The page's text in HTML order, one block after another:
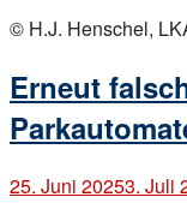
post
© H.J. Henschel,
Erneut
25. Juni 20253. Juli